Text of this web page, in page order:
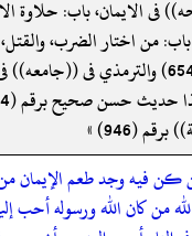
باب: من اختار الضرب،
(946) »
فيه وجد طعم الإيمان من
من كان الله ورسوله أحب